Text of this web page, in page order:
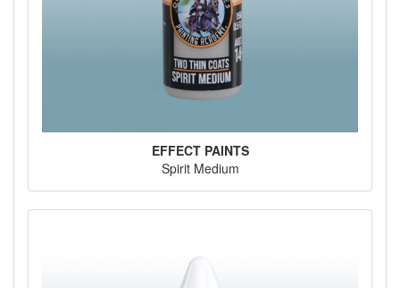
EFFECT PAINTS
Spirit Medium